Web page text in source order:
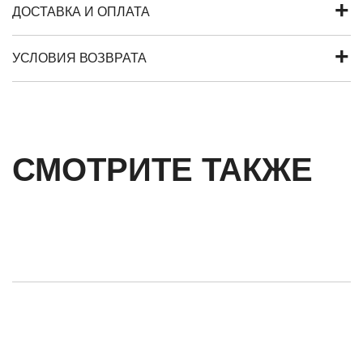
ДОСТАВКА И ОПЛАТА
УСЛОВИЯ ВОЗВРАТА
СМОТРИТЕ ТАКЖЕ